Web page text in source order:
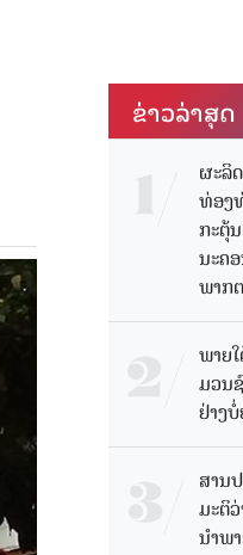
ຂ່າວ​ລ່າ​ສຸດ
ຜະລິ
ທ່ອງ
ກະຕຸ້
ນະຄ
ພາກ
ພາຍ
ມວນ
ຢ່າງ
ສານ
ມະຕິ
ນຳພ